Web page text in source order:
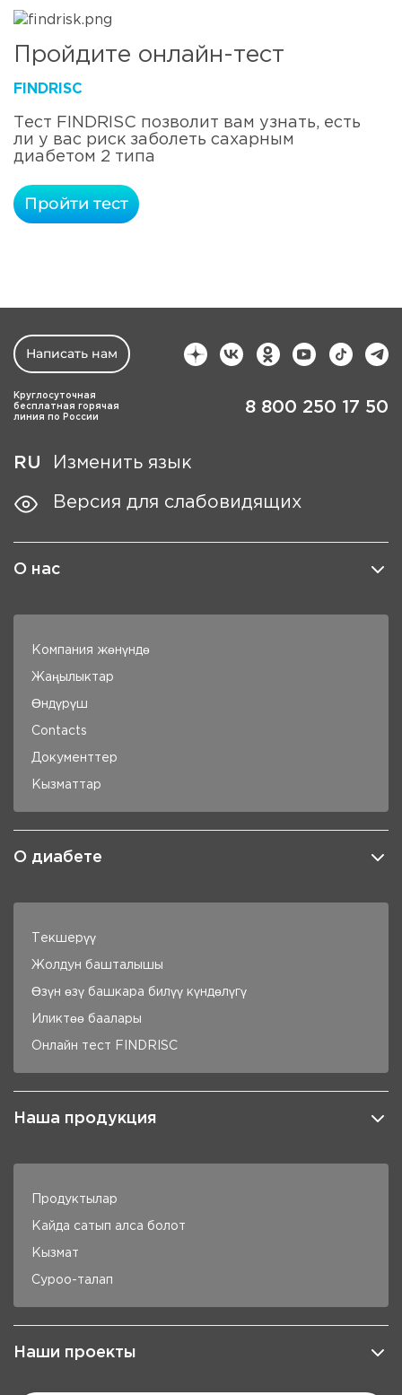
Пройдите онлайн-тест
FINDRISС
Тест FINDRISС позволит вам узнать, есть
ли у вас риск заболеть сахарным
диабетом 2 типа
Пройти тест
Написать нам
Круглосуточная
бесплатная горячая
линия по России
8 800 250 17 50
RU Изменить язык
Версия для слабовидящих
О нас
Компания жөнүндө
Жаңылыктар
Өндүрүш
Contacts
Документтер
Кызматтар
О диабете
Текшерүү
Жолдун башталышы
Өзүн өзү башкара билүү күндөлүгү
Иликтөө баалары
Онлайн тест FINDRISC
Наша продукция
Продуктылар
Кайда сатып алса болот
Кызмат
Суроо-талап
Наши проекты